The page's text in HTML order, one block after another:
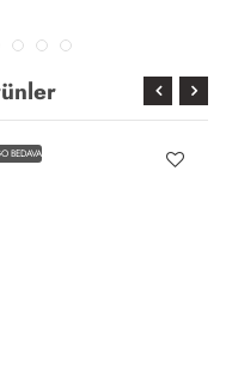
BEDAVA